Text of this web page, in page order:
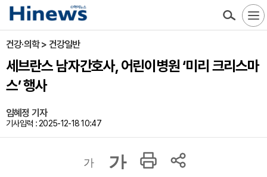
건강·의학 > 건강일반
세브란스 남자간호사, 어린이병원 ‘미리 크리스마
스’ 행사
임혜정 기자
기사입력 : 2025-12-18 10:47
가 가